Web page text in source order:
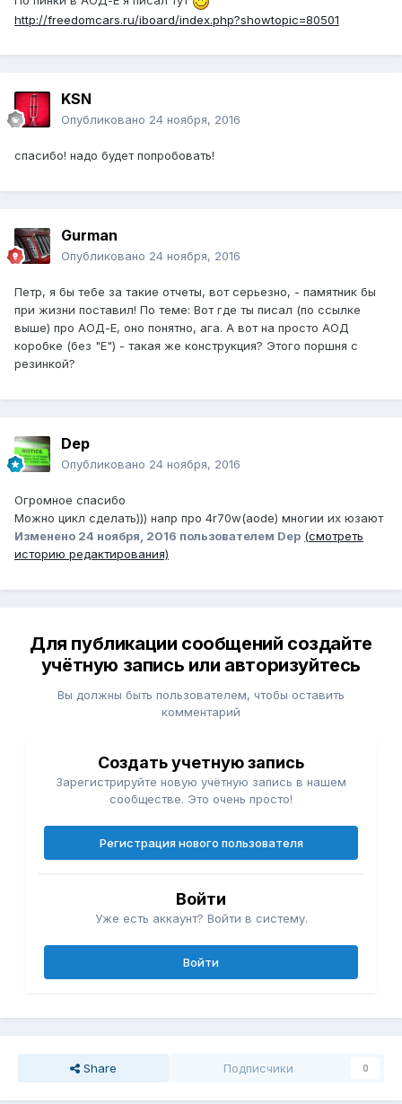
http://freedomcars.ru/iboard/index.php?showtopic=80501
KSN
Опубликовано 24 ноября, 2016
спасибо! надо будет попробовать!
Gurman
Опубликовано 24 ноября, 2016
Петр, я бы тебе за такие отчеты, вот серьезно, - памятник бы
при жизни поставил! По теме: Вот где ты писал (по ссылке
выше) про АОД-Е, оно понятно, ага. А вот на просто АОД
коробке (без "Е") - такая же конструкция? Этого поршня с
резинкой?
Dep
Опубликовано 24 ноября, 2016
Огромное спасибо
Можно цикл сделать))) напр про 4r70w(аоde) многии их юзают
Изменено 24 ноября, 2016 пользователем Dep (смотреть
историю редактирования)
Для публикации сообщений создайте
учётную запись или авторизуйтесь
Вы должны быть пользователем, чтобы оставить
комментарий
Создать учетную запись
Зарегистрируйте новую учётную запись в нашем
сообществе. Это очень просто!
Регистрация нового пользователя
Войти
Уже есть аккаунт? Войти в систему.
Войти
Share Подписчики 0